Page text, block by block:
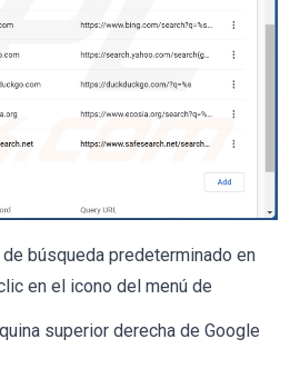
búsqueda predeterminado en
en el icono del menú de
superior derecha de Google